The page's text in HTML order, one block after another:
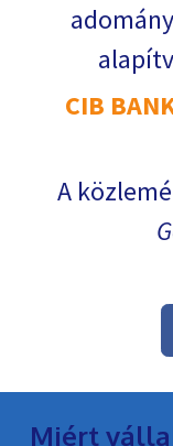
CIB
A
Miért